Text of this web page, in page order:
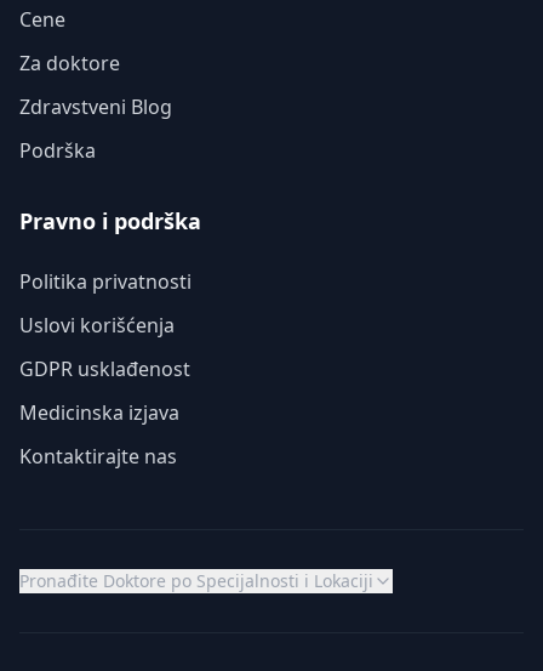
Cene
Za doktore
Zdravstveni Blog
Podrška
Pravno i podrška
Politika privatnosti
Uslovi korišćenja
GDPR usklađenost
Medicinska izjava
Kontaktirajte nas
Pronađite Doktore po Specijalnosti i Lokaciji